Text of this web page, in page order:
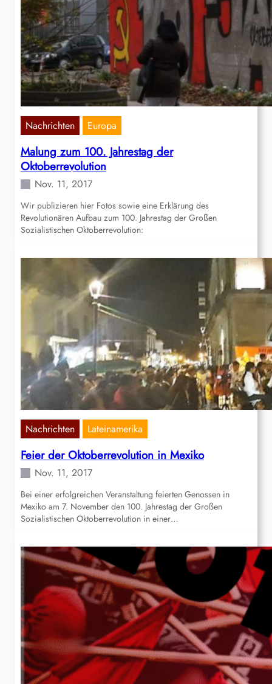
Nachrichten Europa
Malung zum 100. Jahrestag der
Oktoberrevolution
Nov. 11, 2017
Wir publizieren hier Fotos sowie eine Erklärung des
Revolutionären Aufbau zum 100. Jahrestag der Großen
Sozialistischen Oktoberrevolution:
Nachrichten Lateinamerika
Feier der Oktoberrevolution in Mexiko
Nov. 11, 2017
Bei einer erfolgreichen Veranstaltung feierten Genossen in
Mexiko am 7. November den 100. Jahrestag der Großen
Sozialistischen Oktoberrevolution in einer…